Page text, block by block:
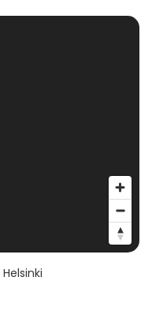
Helsinki